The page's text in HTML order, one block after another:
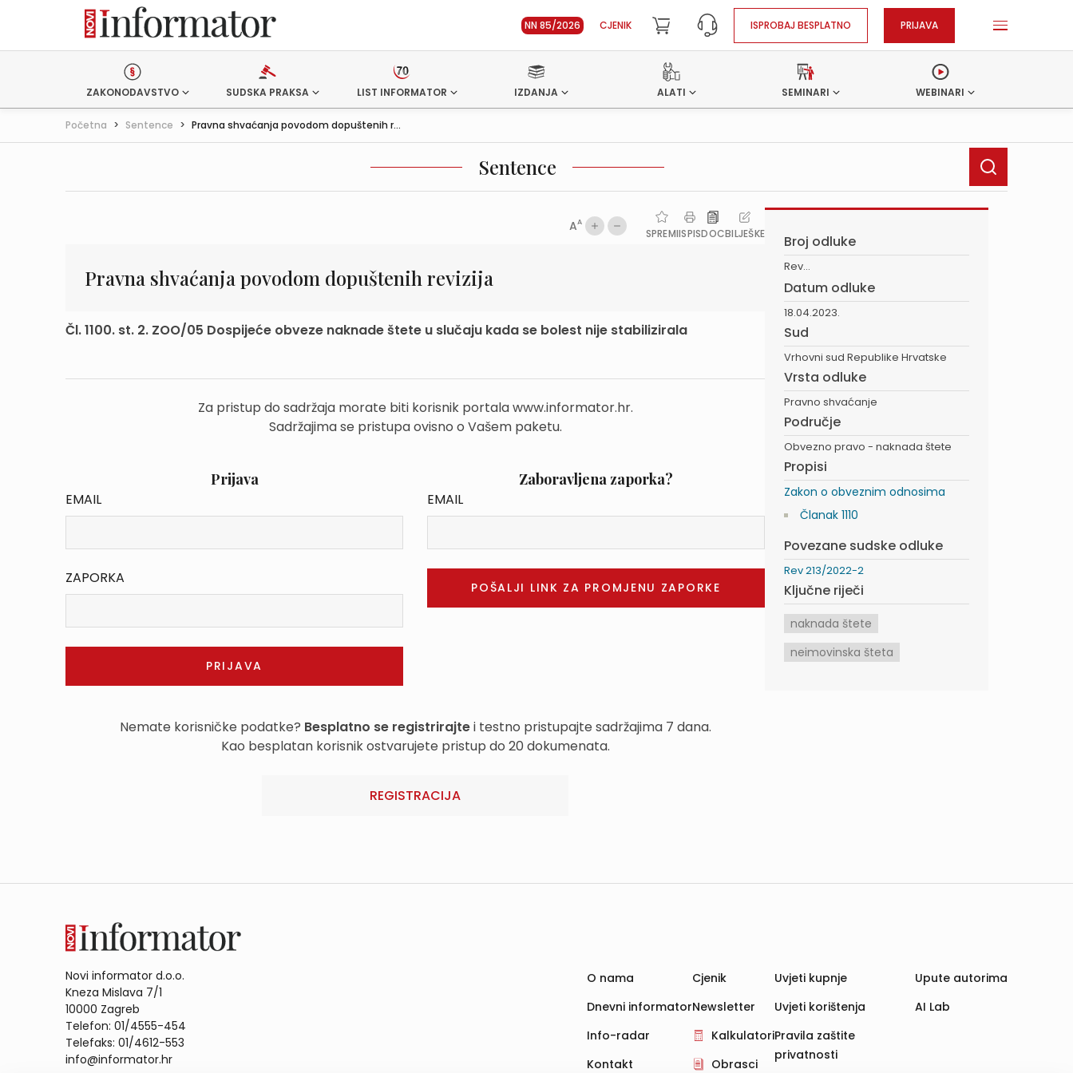
NN 85/2026 CJENIK ISPROBAJ BESPLATNO PRIJAVA
ZAKONODAVSTVO SUDSKA PRAKSA LIST INFORMATOR IZDANJA ALATI SEMINARI WEBINARI
Početna > Sentence > Pravna shvaćanja povodom dopuštenih r...
Sentence
AA
SPREMIISPISDOCBILJEŠKE
Pravna shvaćanja povodom dopuštenih revizija
Čl. 1100. st. 2. ZOO/05 Dospijeće obveze naknade štete u slučaju kada se bolest nije stabilizirala
Za pristup do sadržaja morate biti korisnik portala www.informator.hr.
Sadržajima se pristupa ovisno o Vašem paketu.
Prijava
EMAIL
ZAPORKA
Zaboravljena zaporka?
EMAIL
Nemate korisničke podatke? Besplatno se registrirajtei testno pristupajte sadržajima 7 dana.
Kao besplatan korisnik ostvarujete pristup do 20 dokumenata.
REGISTRACIJA
Broj odluke
Rev...
Datum odluke
18.04.2023.
Sud
Vrhovni sud Republike Hrvatske
Vrsta odluke
Pravno shvaćanje
Područje
Obvezno pravo - naknada štete
Propisi
Zakon o obveznim odnosima
Članak 1110
Povezane sudske odluke
Rev 213/2022-2
Ključne riječi
naknada štete
neimovinska šteta
Novi informator d.o.o.
Kneza Mislava 7/1
10000 Zagreb
Telefon: 01/4555-454
Telefaks: 01/4612-553
info@informator.hr
O nama
Dnevni informator
Info-radar
Kontakt
Cjenik
Newsletter
Kalkulatori
Obrasci
Uvjeti kupnje
Uvjeti korištenja
Pravila zaštite
privatnosti
Upute autorima
AI Lab